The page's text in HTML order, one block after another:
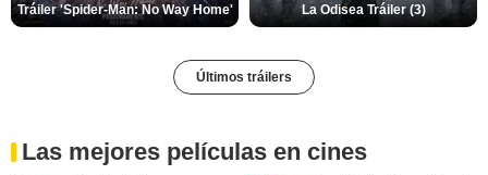
Tráiler 'Spider-Man: No Way Home' La Odisea Tráiler (3)
Últimos tráilers
Las mejores películas en cines